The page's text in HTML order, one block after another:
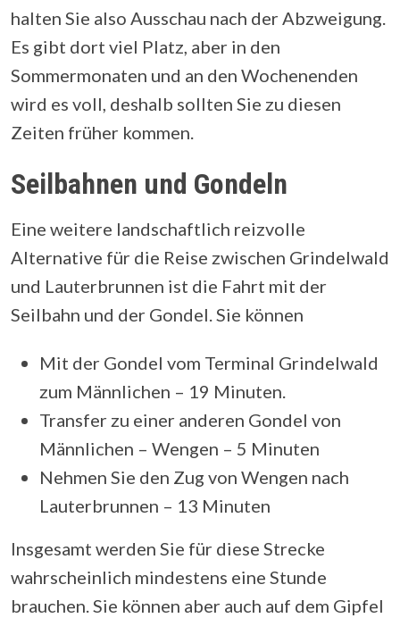
halten Sie also Ausschau nach der Abzweigung.
Es gibt dort viel Platz, aber in den
Sommermonaten und an den Wochenenden
wird es voll, deshalb sollten Sie zu diesen
Zeiten früher kommen.
Seilbahnen und Gondeln
Eine weitere landschaftlich reizvolle
Alternative für die Reise zwischen Grindelwald
und Lauterbrunnen ist die Fahrt mit der
Seilbahn und der Gondel. Sie können
Mit der Gondel vom Terminal Grindelwald
zum Männlichen – 19 Minuten.
Transfer zu einer anderen Gondel von
Männlichen – Wengen – 5 Minuten
Nehmen Sie den Zug von Wengen nach
Lauterbrunnen – 13 Minuten
Insgesamt werden Sie für diese Strecke
wahrscheinlich mindestens eine Stunde
brauchen. Sie können aber auch auf dem Gipfel